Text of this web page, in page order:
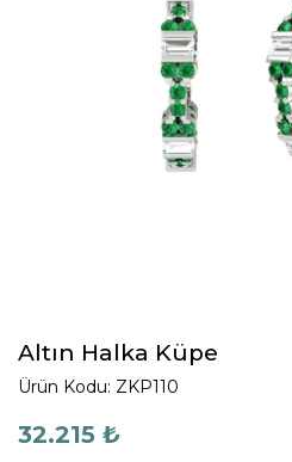
Altın Halka Küpe
Ürün Kodu: ZKP110
32.215 ₺